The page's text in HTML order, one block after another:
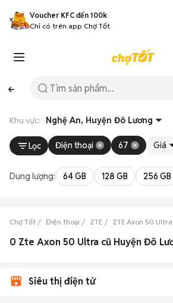
Voucher KFC đến 100k
Chỉ có trên app Chợ Tốt
Khu vực: Nghệ An, Huyện Đô Lương
Lọc Điện thoại 67 Giá
Dung lượng: 64 GB 128 GB 256 GB
Chợ Tốt Điện thoại ZTE ZTE Axon 50 Ultra
Siêu thị điện tử